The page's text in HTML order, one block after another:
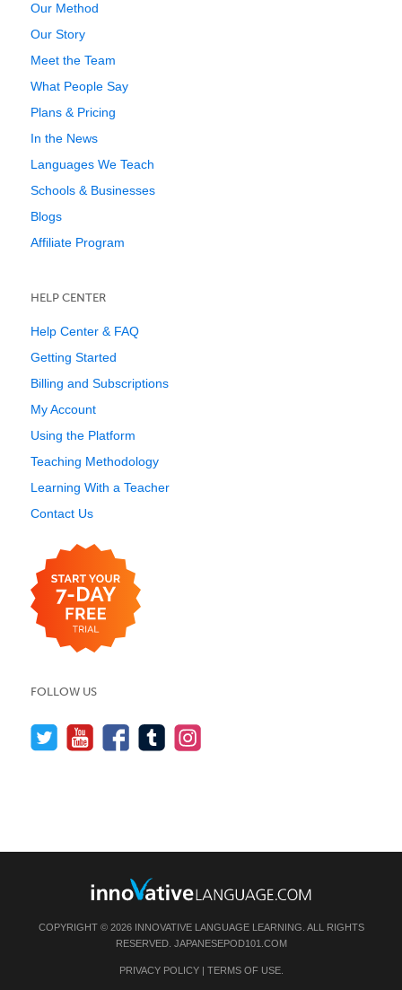
Our Method
Our Story
Meet the Team
What People Say
Plans & Pricing
In the News
Languages We Teach
Schools & Businesses
Blogs
Affiliate Program
HELP CENTER
Help Center & FAQ
Getting Started
Billing and Subscriptions
My Account
Using the Platform
Teaching Methodology
Learning With a Teacher
Contact Us
FOLLOW US
COPYRIGHT © 2026 INNOVATIVE LANGUAGE LEARNING. ALL RIGHTS
RESERVED. JAPANESEPOD101.COM
PRIVACY POLICY| TERMS OF USE.